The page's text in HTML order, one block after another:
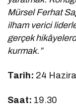
Mürsel Ferhat
ilham verici
gerçek
kurmak.”
Tarih: 24
Saat: 19.30